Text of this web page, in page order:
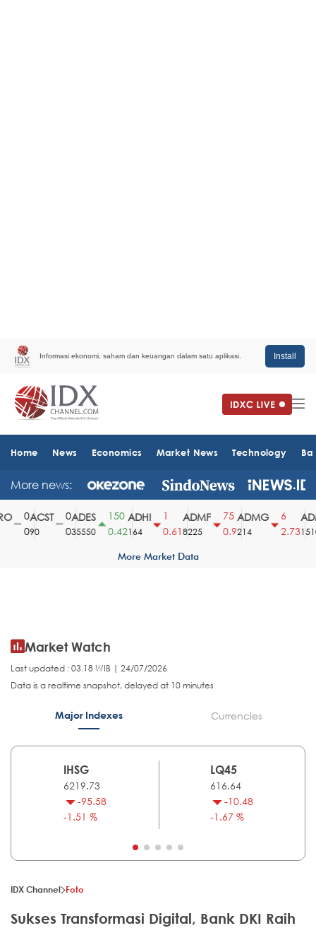
Informasi ekonomi, saham dan keuangan dalam satu aplikasi. Install
Home News Economics Market News Technology
More news:
ACST
90
ADES
35550
150
0.42
ADHI
164
0.61
ADMF
8225
75
0.9
ADMG
214
2.731510
More Market Data
Market Watch
Last updated : 03.18 WIB | 24/07/2026
Data is a realtime snapshot, delayed at 10 minutes
Major Indexes Currencies
IHSG
6219.73
-95.58
-1.51 %
LQ45
616.64
-10.48
-1.67 %
IDX Channel Foto
Sukses Transformasi Digital, Bank DKI Raih